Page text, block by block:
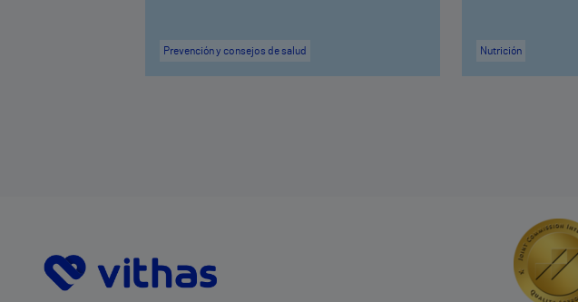
Prevención y consejos de salud Nutrición